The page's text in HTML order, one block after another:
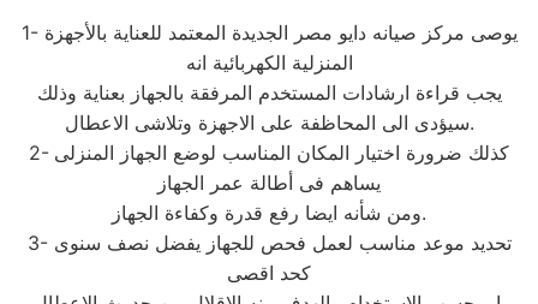
1- يوصى مركز صيانه دايو مصر الجديدة المعتمد للعناية بالأجهزة
المنزلية الكهربائية انه
يجب قراءة ارشادات المستخدم المرفقة بالجهاز بعناية وذلك
سيؤدى الى المحاظفة على الاجهزة وتلاشى الاعطال.
2- كذلك ضرورة اختيار المكان المناسب لوضع الجهاز المنزلى
يساهم فى أطالة عمر الجهاز
ومن شأنه ايضا رفع قدرة وكفاءة الجهاز.
3- تحديد موعد مناسب لعمل فحص للجهاز يفضل نصف سنوى
كحد اقصى